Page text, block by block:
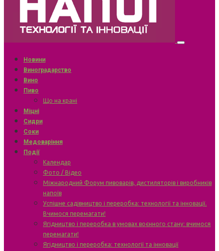
Новини
Виноградарство
Вино
Пиво
Що на крані
Міцні
Сидри
Соки
Медоваріння
Події
Календар
Фото / Відео
Міжнародний Форум пивоварів, дистиляторів і виробників
напоїв
Успішне садівництво і переробка: технології та інновації.
Вчимося перемагати!
Ягідництво і переробка в умовах воєнного стану: вчимося
перемагати!
Ягідництво і переробка: технології та інновації